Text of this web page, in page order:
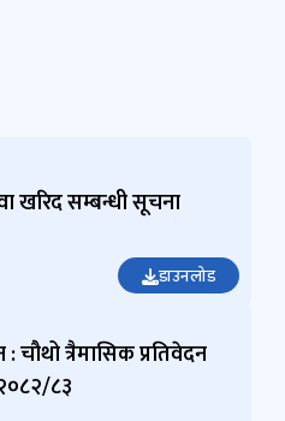
खरिद सम्बन्धी सूचना
डाउनलोड
चौथो त्रैमासिक प्रतिवेदन
८३